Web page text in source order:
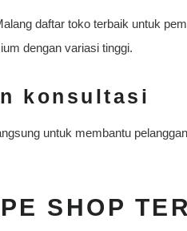
daftar toko terbaik untuk
dengan variasi tinggi.
konsultasi
untuk membantu
SHOP